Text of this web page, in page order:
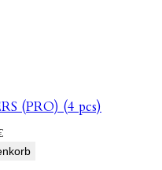
(PRO) (4 pcs)